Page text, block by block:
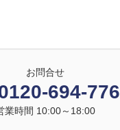
お問合せ
694-776
業時間 10:00～18:00